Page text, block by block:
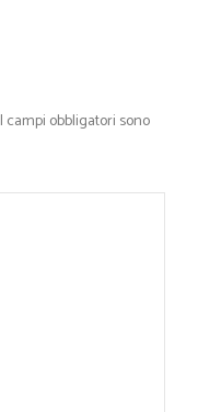
I campi obbligatori sono